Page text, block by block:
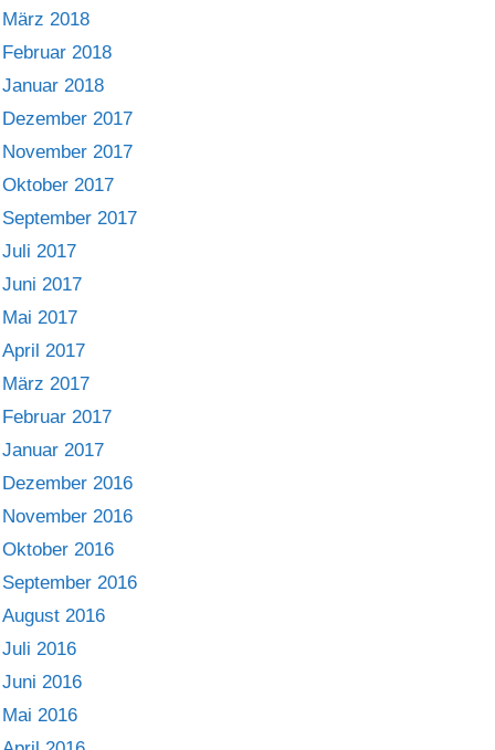
März 2018
Februar 2018
Januar 2018
Dezember 2017
November 2017
Oktober 2017
September 2017
Juli 2017
Juni 2017
Mai 2017
April 2017
März 2017
Februar 2017
Januar 2017
Dezember 2016
November 2016
Oktober 2016
September 2016
August 2016
Juli 2016
Juni 2016
Mai 2016